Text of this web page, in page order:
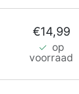
€14,99
op
voorraad